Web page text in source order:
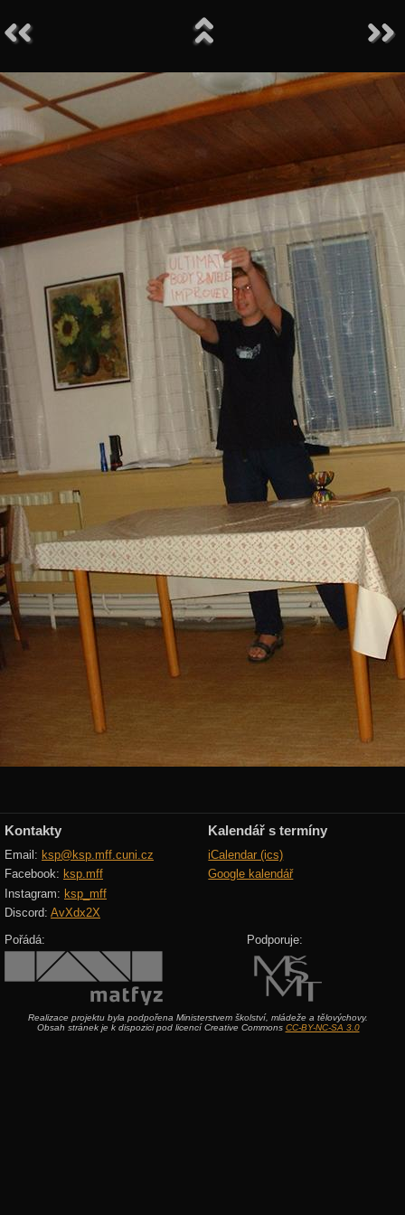
Kontakty
Email: ksp@ksp.mff.cuni.cz
Facebook: ksp.mff
Instagram: ksp_mff
Discord: AvXdx2X
Kalendář s termíny
iCalendar (ics)
Google kalendář
Pořádá: Podporuje:
Realizace projektu byla podpořena Ministerstvem školství, mládeže a tělovýchovy.
Obsah stránek je k dispozici pod licencí Creative Commons CC-BY-NC-SA 3.0